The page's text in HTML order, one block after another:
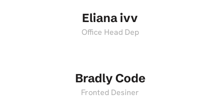
Eliana ivv
Office Head Dep
Bradly Code
Fronted Desiner